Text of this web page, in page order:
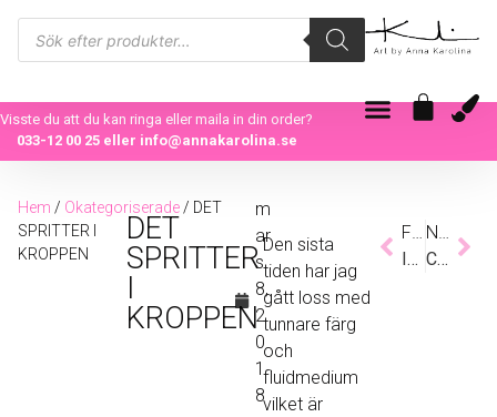
Visste du att du kan ringa eller maila in din order?
033-12 00 25eller info@annakarolina.se
Hem / Okategoriserade/ DET
SPRITTER I
KROPPEN
DET
SPRITTER
KROPPEN
m
ar
s
8,
2
0
1
8
Den sista
tiden har jag
gått loss med
tunnare färg
och
fluidmedium
vilket är
Föregående
INSPIRATION
Nästa
CELEBRATION